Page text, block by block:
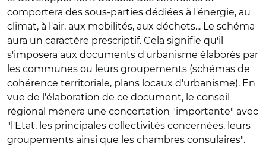
comportera des sous-parties dédiées à l'énergie, au
climat, à l'air, aux mobilités, aux déchets... Le schéma
aura un caractère prescriptif. Cela signifie qu'il
s'imposera aux documents d'urbanisme élaborés par
les communes ou leurs groupements (schémas de
cohérence territoriale, plans locaux d'urbanisme). En
vue de l'élaboration de ce document, le conseil
régional mènera une concertation "importante" avec
"l'Etat, les principales collectivités concernées, leurs
groupements ainsi que les chambres consulaires".